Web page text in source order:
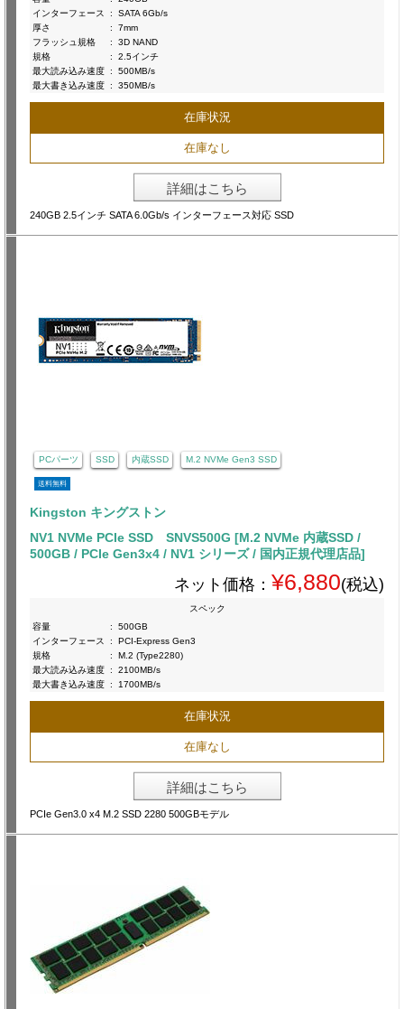
インターフェース
:
SATA 6Gb/s
厚さ
:
7mm
フラッシュ規格
:
3D NAND
規格
:
2.5インチ
最大読み込み速度 :
500MB/s
最大書き込み速度 : 350MB/s
在庫状況
在庫なし
詳細はこちら
240GB 2.5インチ SATA 6.0Gb/s インターフェース対応 SSD
PCパーツ SSD 内蔵SSD M.2 NVMe Gen3 SSD
送料無料
Kingston キングストン
NV1 NVMe PCIe SSD SNVS500G [M.2 NVMe 内蔵SSD /
500GB / PCIe Gen3x4 / NV1 シリーズ / 国内正規代理店品]
ネット価格： ¥6,880(税込)
スペック
容量
:
500GB
インターフェース
:
PCI-Express Gen3
規格
:
M.2 (Type2280)
最大読み込み速度 :
2100MB/s
最大書き込み速度 : 1700MB/s
在庫状況
在庫なし
詳細はこちら
PCIe Gen3.0 x4 M.2 SSD 2280 500GBモデル